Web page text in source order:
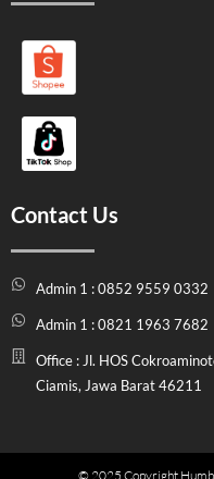
Contact Us
Admin 1 : 0852 9559 0332
Admin 1 : 0821 1963 7682
Office : Jl. HOS
Ciamis, Jawa Barat 46211
© 2025 Copyright